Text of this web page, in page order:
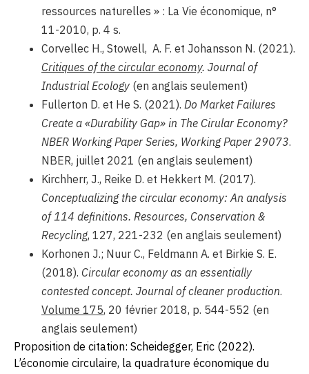
ressources naturelles » : La Vie économique, n°
11-2010, p. 4 s.
Corvellec H., Stowell, A. F. et Johansson N. (2021).
Critiques of the circular economy. Journal of
Industrial Ecology (en anglais seulement)
Fullerton D. et He S. (2021). Do Market Failures
Create a «Durability Gap» in The Cirular Economy?
NBER Working Paper Series, Working Paper 29073.
NBER, juillet 2021 (en anglais seulement)
Kirchherr, J., Reike D. et Hekkert M. (2017).
Conceptualizing the circular economy: An analysis
of 114 definitions. Resources, Conservation &
Recycling, 127, 221-232 (en anglais seulement)
Korhonen J.; Nuur C., Feldmann A. et Birkie S. E.
(2018). Circular economy as an essentially
contested concept. Journal of cleaner production.
Volume 175, 20 février 2018, p. 544-552 (en
anglais seulement)
Proposition de citation: Scheidegger, Eric (2022).
L’économie circulaire, la quadrature économique du